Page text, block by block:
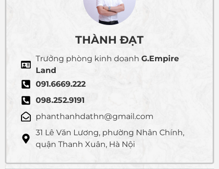
THÀNH ĐẠT
Trưởng phòng kinh doanh G.Empire
Land
091.6669.222
098.252.9191
phanthanhdathn@gmail.com
31 Lê Văn Lương, phường Nhân Chính,
quận Thanh Xuân, Hà Nội